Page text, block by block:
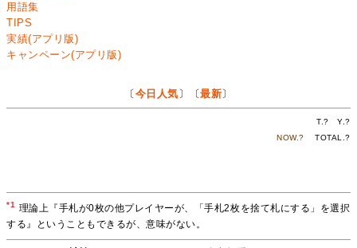
用語集
TIPS
実績(アプリ版)
キャンペーン(アプリ版)
〔 今日人気 〕〔最新〕
T.? Y.?
NOW.? TOTAL.?
*1
理論上『手札が0枚の他プレイヤーが、「手札2枚を捨て札にする」を選択
する』ということもできるが、意味がない。